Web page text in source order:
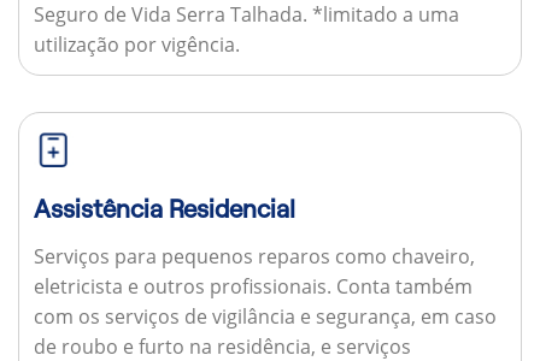
Seguro de Vida Serra Talhada. *limitado a uma
utilização por vigência.
Assistência Residencial
Serviços para pequenos reparos como chaveiro,
eletricista e outros profissionais. Conta também
com os serviços de vigilância e segurança, em caso
de roubo e furto na residência, e serviços